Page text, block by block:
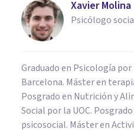
Xavier Molina
Psicólogo
Graduado en Psicología
Barcelona. Máster en
Posgrado en Nutrición y
Social por la UOC.
psicosocial. Máster en